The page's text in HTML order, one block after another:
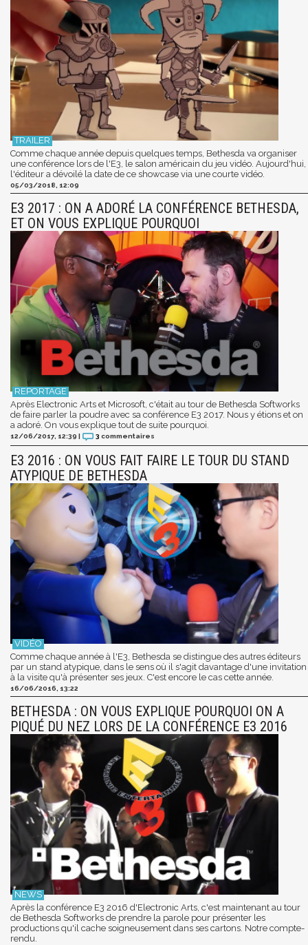
Comme chaque année depuis quelques temps, Bethesda va organiser
une conférence lors de l'E3, le salon américain du jeu vidéo. Aujourd'hui,
l'éditeur a dévoilé la date de ce showcase via une courte vidéo.
05/03/2018, 12:09
E3 2017 : ON A ADORÉ LA CONFÉRENCE BETHESDA,
ET ON VOUS EXPLIQUE POURQUOI
Après Electronic Arts et Microsoft, c'était au tour de Bethesda Softworks
de faire parler la poudre avec sa conférence E3 2017. Nous y étions et on
a adoré. On vous explique tout de suite pourquoi.
12/06/2017, 12:39 | 3 commentaires
E3 2016 : ON VOUS FAIT FAIRE LE TOUR DU STAND
ATYPIQUE DE BETHESDA
Comme chaque année à l'E3, Bethesda se distingue des autres éditeurs
par un stand atypique, dans le sens où il s'agit davantage d'une invitation
à la visite qu'à présenter ses jeux. C'est encore le cas cette année.
16/06/2016, 13:22
BETHESDA : ON VOUS EXPLIQUE POURQUOI ON A
PIQUÉ DU NEZ LORS DE LA CONFÉRENCE E3 2016
Après la conférence E3 2016 d'Electronic Arts, c'est maintenant au tour
de Bethesda Softworks de prendre la parole pour présenter les
productions qu'il cache soigneusement dans ses cartons. Notre compte-
rendu.